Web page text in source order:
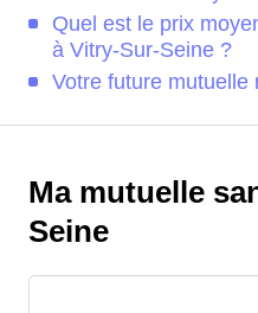
Quel est le prix
à Vitry-Sur-Seine ?
Votre future mutuelle
Ma mutuelle
Seine